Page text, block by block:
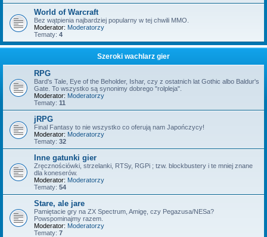
World of Warcraft
Bez wątpienia najbardziej popularny w tej chwili MMO.
Moderator: Moderatorzy
Tematy: 4
Szeroki wachlarz gier
RPG
Bard's Tale, Eye of the Beholder, Ishar, czy z ostatnich lat Gothic albo Baldur's
Gate. To wszystko są synonimy dobrego "rolpleja".
Moderator: Moderatorzy
Tematy: 11
jRPG
Final Fantasy to nie wszystko co oferują nam Japończycy!
Moderator: Moderatorzy
Tematy: 32
Inne gatunki gier
Zręcznościówki, strzelanki, RTSy, RGPi ; tzw. blockbustery i te mniej znane
dla koneserów.
Moderator: Moderatorzy
Tematy: 54
Stare, ale jare
Pamiętacie gry na ZX Spectrum, Amigę, czy Pegazusa/NESa?
Powspominajmy razem.
Moderator: Moderatorzy
Tematy: 7